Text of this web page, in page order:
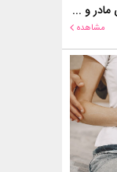
کاشت ناخن در بارداری؛ آیا انجام آن برای مادر و جنین خطر دارد؟
مشاهده